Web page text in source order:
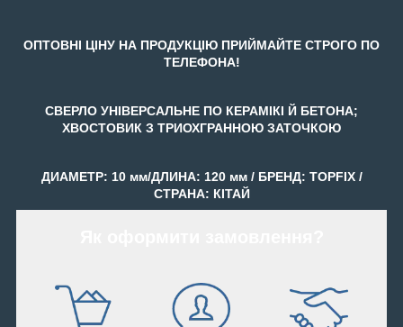
ОПТОВНІ ЦІНУ НА ПРОДУКЦІЮ ПРИЙМАЙТЕ СТРОГО ПО
ТЕЛЕФОНА!
СВЕРЛО УНІВЕРСАЛЬНЕ ПО КЕРАМІКІ Й БЕТОНА;
ХВОСТОВИК З ТРИОХГРАННОЮ ЗАТОЧКОЮ
ДИАМЕТР: 10 мм/ДЛИНА: 120 мм / БРЕНД: TOPFIX /
СТРАНА: КІТАЙ